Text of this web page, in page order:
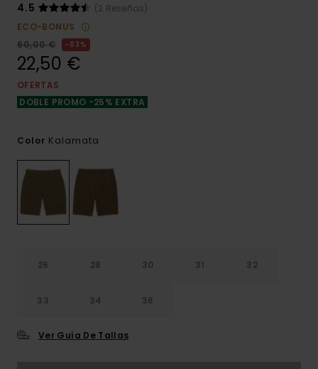
4.5
(2 Reseñas)
ECO-BONUS
60,00 €
63%
22,50 €
OFERTAS
DOBLE PROMO -25% EXTRA
Color Kalamata
26 28 30 31 32
33 34 36
Ver Guía De Tallas